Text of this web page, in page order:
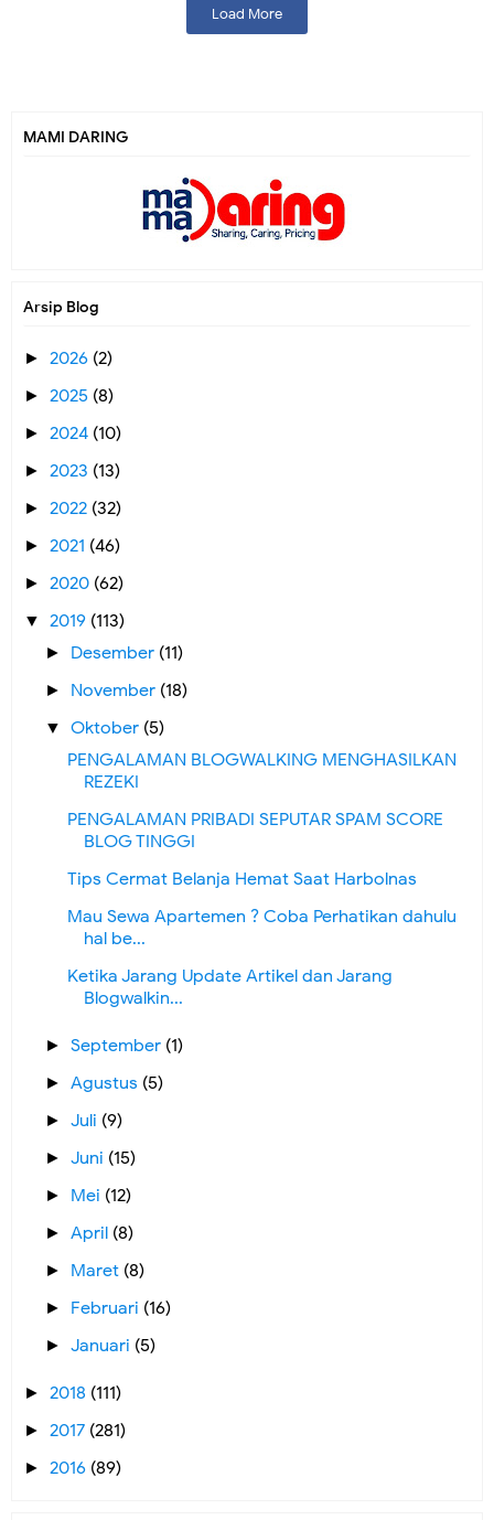
Load More
MAMI DARING
Arsip Blog
► 2026 (2)
► 2025 (8)
► 2024 (10)
► 2023 (13)
► 2022 (32)
► 2021 (46)
► 2020 (62)
▼ 2019 (113)
► Desember (11)
► November (18)
▼Oktober (5)
PENGALAMAN BLOGWALKING MENGHASILKAN
REZEKI
PENGALAMAN PRIBADI SEPUTAR SPAM SCORE
BLOG TINGGI
Tips Cermat Belanja Hemat Saat Harbolnas
Mau Sewa Apartemen ? Coba Perhatikan dahulu
hal be...
Ketika Jarang Update Artikel dan Jarang
Blogwalkin...
►September (1)
►Agustus (5)
►Juli (9)
►Juni (15)
► Mei (12)
►April (8)
► Maret (8)
► Februari (16)
►Januari (5)
► 2018 (111)
► 2017 (281)
► 2016 (89)